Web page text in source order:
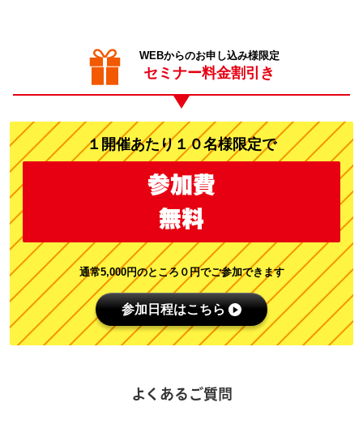
WEBからのお申し込み様限定
セミナー料金割引き
１開催あたり１０名様限定で
参加費
無料
通常5,000円のところ０円でご参加できます
参加日程はこちら
よくあるご質問